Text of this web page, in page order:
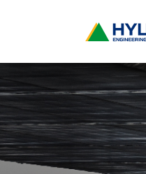
현
건
설
H
Y
U